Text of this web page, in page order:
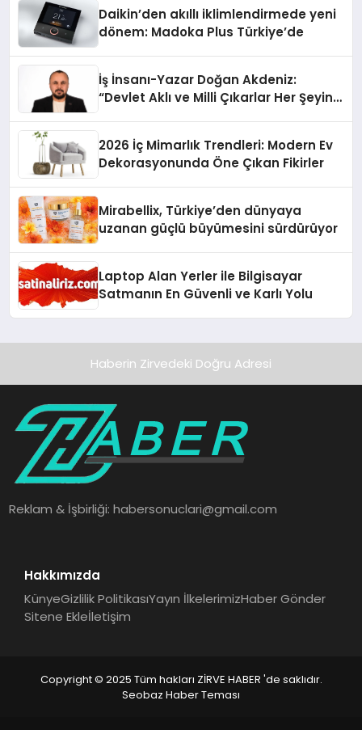
Daikin’den akıllı iklimlendirmede yeni
dönem: Madoka Plus Türkiye’de
İş İnsanı-Yazar Doğan Akdeniz:
“Devlet Aklı ve Milli Çıkarlar Her Şeyin
2026 İç Mimarlık Trendleri: Modern Ev
Dekorasyonunda Öne Çıkan Fikirler
Mirabellix, Türkiye’den dünyaya
uzanan güçlü büyümesini sürdürüyor
Laptop Alan Yerler ile Bilgisayar
Satmanın En Güvenli ve Karlı Yolu
Haberin Zirvedeki Doğru Adresi
Reklam & İşbirliği:habersonuclari@gmail.com
Hakkımızda
KünyeGizlilik PolitikasıYayın İlkelerimizHaber Gönder
Sitene Ekleİletişim
Copyright © 2025 Tüm hakları ZİRVE HABER 'de saklıdır.
Seobaz Haber Teması